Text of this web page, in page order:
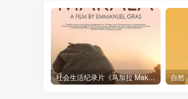
社会生活纪录片《马加拉 Makala》下载